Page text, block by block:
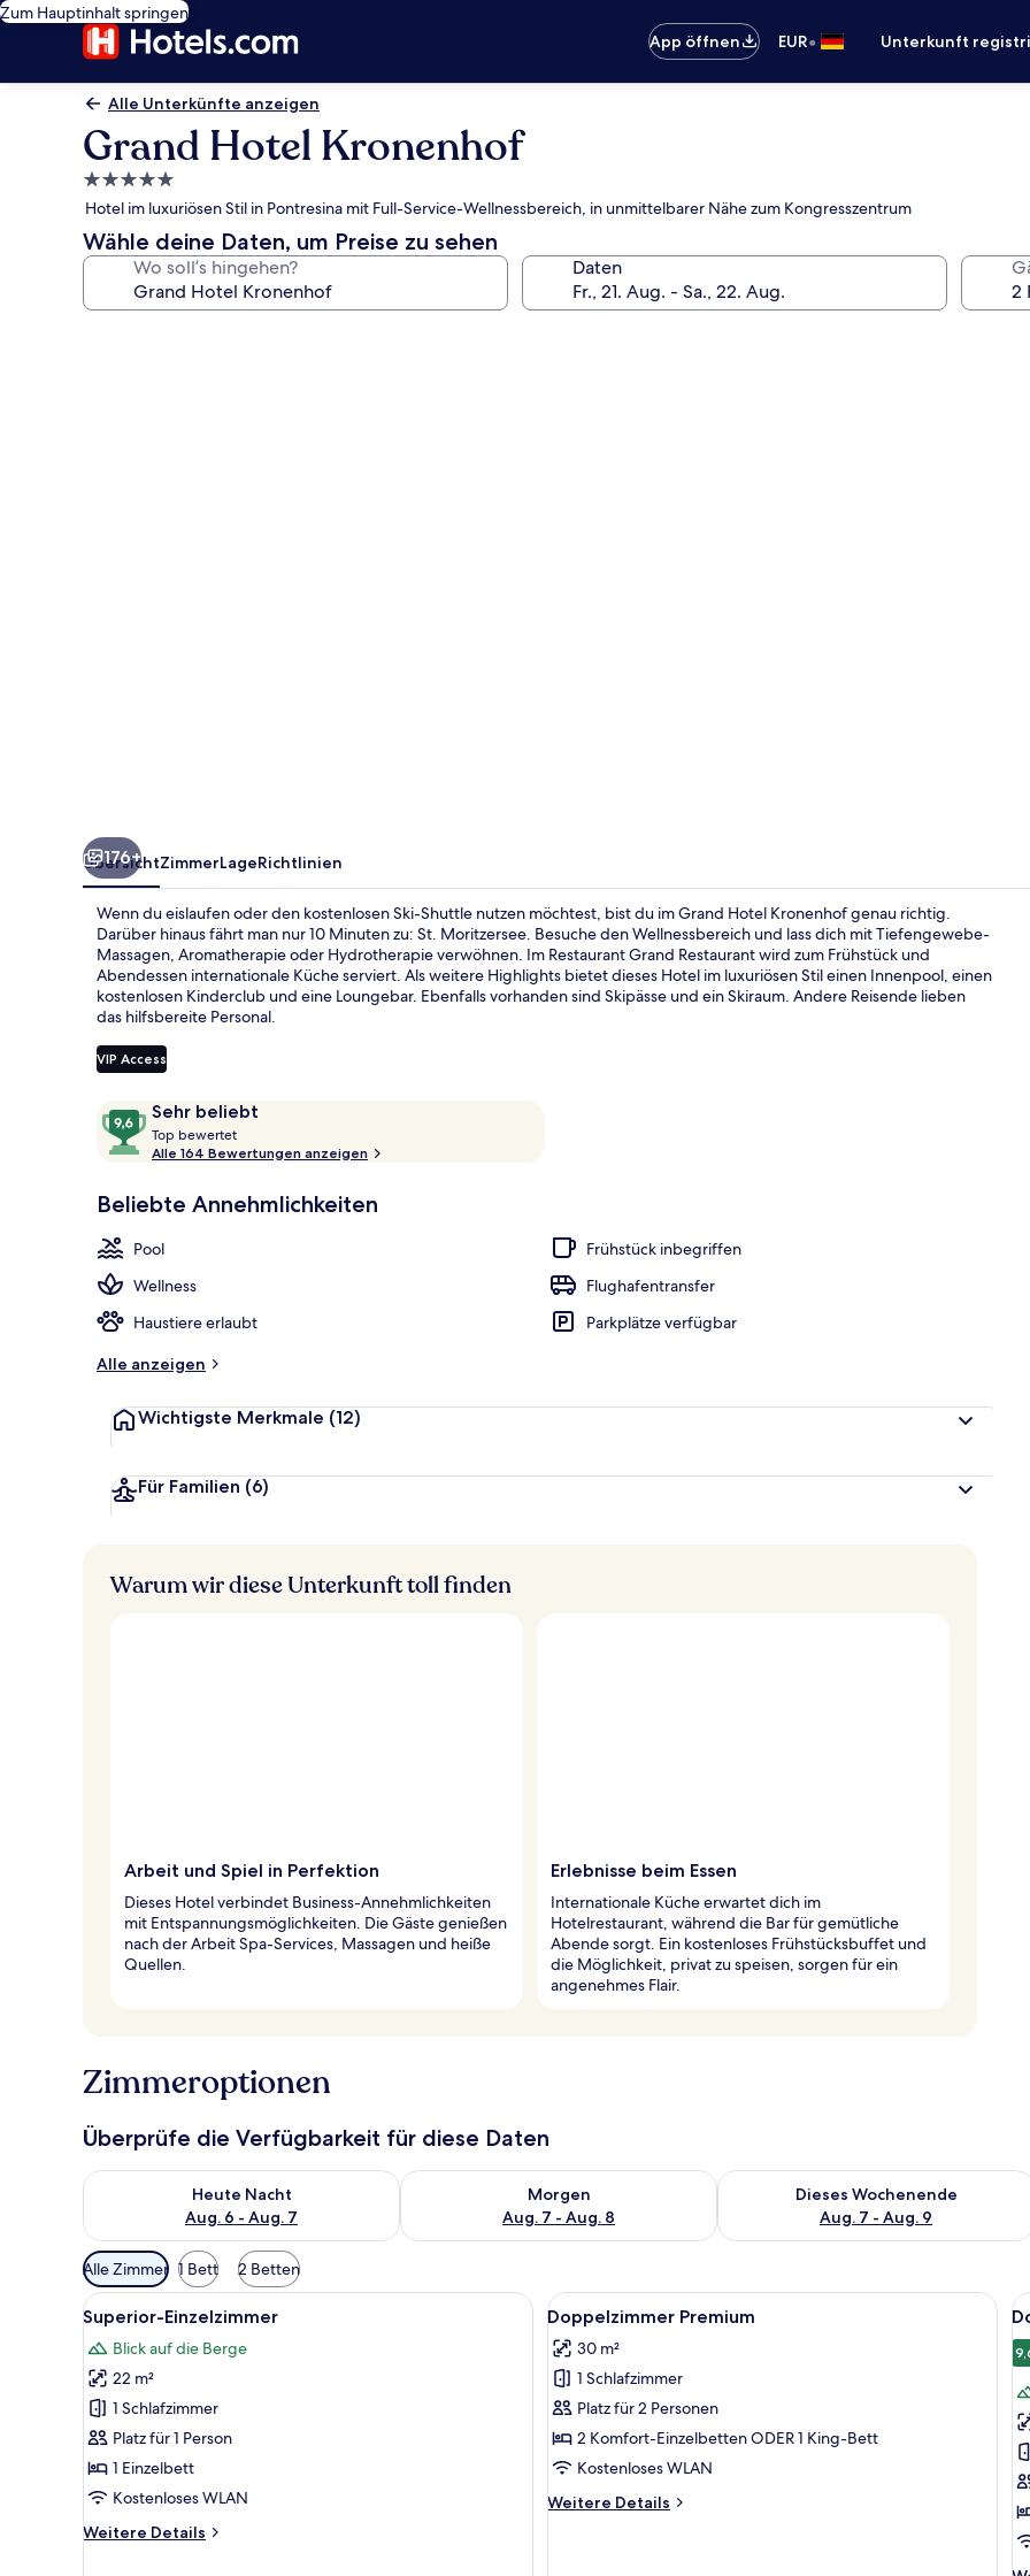
Zum Hauptinhalt springen
App öffnen
EUR• Unterkunft
Alle Unterkünfte anzeigen
Grand Hotel Kronenhof
5.0-
Sterne-
Unterkunft
Hotel im luxuriösen Stil in Pontresina mit Full-Service-Wellnessbereich, in unmittelbarer Nähe zum Kongresszentrum
Wähle deine Daten, um Preise zu sehen
Wo soll’s hingehen? Daten
Engiadina
176+
ÜbersichtZimmerLageRichtlinien
Wenn du eislaufen oder den kostenlosen Ski-Shuttle nutzen möchtest, bist du im Grand Hotel Kronenhof genau richtig.
Darüber hinaus fährt man nur 10 Minuten zu: St. Moritzersee. Besuche den Wellnessbereich und lass dich mit Tiefengewebe-
Massagen, Aromatherapie oder Hydrotherapie verwöhnen. Im Restaurant Grand Restaurant wird zum Frühstück und
Abendessen internationale Küche serviert. Als weitere Highlights bietet dieses Hotel im luxuriösen Stil einen Innenpool, einen
kostenlosen Kinderclub und eine Loungebar. Ebenfalls vorhanden sind Skipässe und ein Skiraum. Andere Reisende lieben
das hilfsbereite Personal.
VIP Access
Bewertungen
Sehr beliebt
9,6
von
10,
beliebt
Top bewertet
o
b
t
Alle 164 Bewertungen anzeigen
Beliebte Annehmlichkeiten
Pool
Frühstück inbegriffen
Wellness
Flughafentransfer
Haustiere erlaubt
Parkplätze verfügbar
Alle anzeigen
Wichtigste Merkmale (12)
Für Familien (6)
Warum wir diese Unterkunft toll finden
Arbeit und Spiel in Perfektion
Dieses Hotel verbindet Business-Annehmlichkeiten
mit Entspannungsmöglichkeiten. Die Gäste genießen
nach der Arbeit Spa-Services, Massagen und heiße
Quellen.
Erlebnisse beim Essen
Internationale Küche erwartet dich im
Hotelrestaurant, während die Bar für gemütliche
Abende sorgt. Ein kostenloses Frühstücksbuffet und
die Möglichkeit, privat zu speisen, sorgen für ein
angenehmes Flair.
Zimmeroptionen
Überprüfe die Verfügbarkeit für diese Daten
Heute Nacht
Aug. 6 - Aug. 7
Überprüfe die Verfügbarkeit für heute Nacht, Aug. 6 - Aug. 7.
Morgen
Aug. 7 - Aug. 8
Überprüfe die Verfügbarkeit für morgen, Aug. 7 - Aug. 8.
Dieses Wochenende
Aug. 7 - Aug. 9
Überprüfe die Verfügbarkeit für
Verfügbare
Filter
für
Zimmer
Alle Zimmer 1 Bett 2 Betten
Alle
Fotos
für
Superior-
Einzelzimmer
anzeigen
Ein Hotelzimmer mit einem Bett, einem Schreibtisch mit Kaffeemaschine, einem Sessel, einem kleinen Tisch
5
Superior-Einzelzimmer
Blick auf die Berge
22 m²
1 Schlafzimmer
Platz für 1 Person
1 Einzelbett
Kostenloses WLAN
Weitere Details
Weitere
Alle
Fotos
für
Doppelzimmer
Premium
anzeigen
Ein Hotelzimmer mit zwei Betten,
6
Doppelzimmer Premium
30 m²
1 Schlafzimmer
Platz für 2 Personen
2 Komfort-Einzelbetten ODER 1 King-Bett
Kostenloses WLAN
Weitere Details
Weitere